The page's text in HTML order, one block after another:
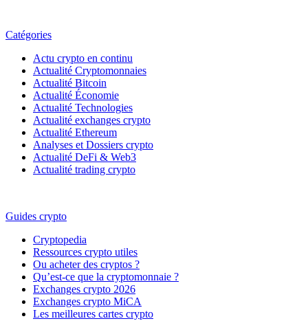
Catégories
Actu crypto en continu
Actualité Cryptomonnaies
Actualité Bitcoin
Actualité Économie
Actualité Technologies
Actualité exchanges crypto
Actualité Ethereum
Analyses et Dossiers crypto
Actualité DeFi & Web3
Actualité trading crypto
Guides crypto
Cryptopedia
Ressources crypto utiles
Ou acheter des cryptos ?
Qu’est-ce que la cryptomonnaie ?
Exchanges crypto 2026
Exchanges crypto MiCA
Les meilleures cartes crypto